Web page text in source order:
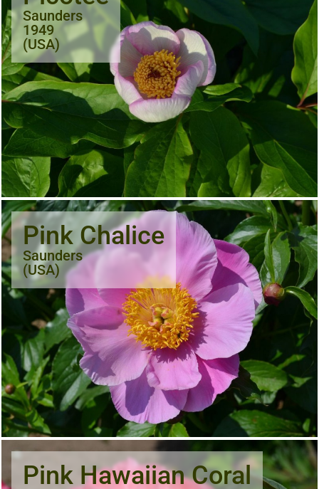
Saunders
1949
(USA)
Pink Chalice
Saunders
(USA)
Pink Hawaiian Coral